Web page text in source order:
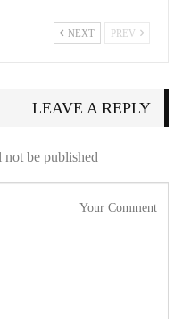
NEXT
LEAVE A REPLY
be published.